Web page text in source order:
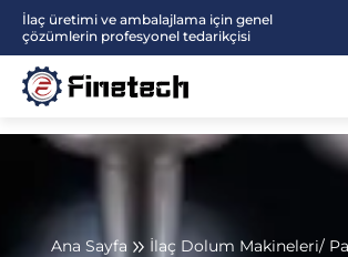
İçeriğe
atla
İlaç üretimi ve ambalajlama için genel
çözümlerin profesyonel tedarikçisi
Ana Sayfa İlaç Dolum Makineleri/